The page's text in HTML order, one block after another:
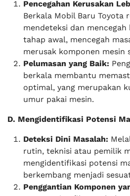
Pencegahan Kerusakan
Berkala Mobil Baru Toyota
mendeteksi dan mencegah
tahap awal, mencegah
merusak komponen mesin
Pelumasan yang Baik:
berkala membantu
optimal, yang merupakan
umur pakai mesin.
D. Mengidentifikasi Potensi
Deteksi Dini Masalah:
rutin, teknisi atau pemilik
mengidentifikasi potensi
berkembang menjadi
Penggantian Komponen